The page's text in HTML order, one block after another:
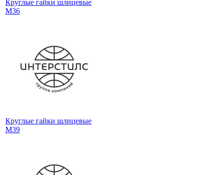
Круглые гайки шлицевые
М36
Круглые гайки шлицевые
М39